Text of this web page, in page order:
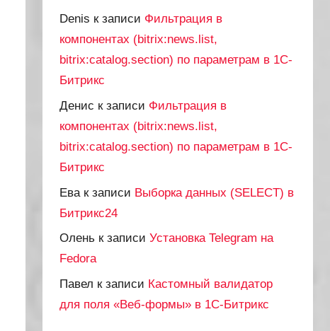
Denis к записи Фильтрация в
компонентах (bitrix:news.list,
bitrix:catalog.section) по параметрам в 1С-
Битрикс
Денис к записи Фильтрация в
компонентах (bitrix:news.list,
bitrix:catalog.section) по параметрам в 1С-
Битрикс
Ева к записи Выборка данных (SELECT) в
Битрикс24
Олень к записиУстановка Telegram на
Fedora
Павел к записи Кастомный валидатор
для поля «Веб-формы» в 1С-Битрикс